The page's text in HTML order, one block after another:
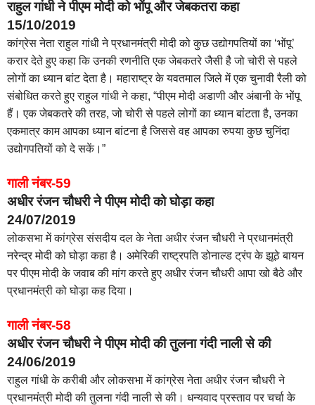
राहुल गांधी ने पीएम मोदी को भोंपू और जेबकतरा कहा
15/10/2019
कांग्रेस नेता राहुल गांधी ने प्रधानमंत्री मोदी को कुछ उद्योगपतियों का ‘भोंपू’
करार देते हुए कहा कि उनकी रणनीति एक जेबकतरे जैसी है जो चोरी से पहले
लोगों का ध्यान बांट देता है। महाराष्ट्र के यवतमाल जिले में एक चुनावी रैली को
संबोधित करते हुए राहुल गांधी ने कहा, “पीएम मोदी अडाणी और अंबानी के भोंपू
हैं। एक जेबकतरे की तरह, जो चोरी से पहले लोगों का ध्यान बांटता है, उनका
एकमात्र काम आपका ध्यान बांटना है जिससे वह आपका रुपया कुछ चुनिंदा
उद्योगपतियों को दे सकें।”
गाली नंबर-59
अधीर रंजन चौधरी ने पीएम मोदी को घोड़ा कहा
24/07/2019
लोकसभा में कांग्रेस संसदीय दल के नेता अधीर रंजन चौधरी ने प्रधानमंत्री
नरेन्द्र मोदी को घोड़ा कहा है। अमेरिकी राष्ट्रपति डोनाल्ड ट्रंप के झूठे बायन
पर पीएम मोदी के जवाब की मांग करते हुए अधीर रंजन चौधरी आपा खो बैठे और
प्रधानमंत्री को घोड़ा कह दिया।
गाली नंबर-58
अधीर रंजन चौधरी ने पीएम मोदी की तुलना गंदी नाली से की
24/06/2019
राहुल गांधी के करीबी और लोकसभा में कांग्रेस नेता अधीर रंजन चौधरी ने
प्रधानमंत्री मोदी की तुलना गंदी नाली से की। धन्यवाद प्रस्ताव पर चर्चा के